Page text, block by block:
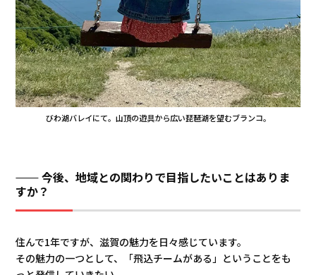
びわ湖バレイにて。山頂の遊具から広い琵琶湖を望むブランコ。
今後、地域との関わりで目指したいことはありま
すか？
住んで1年ですが、滋賀の魅力を日々感じています。
その魅力の一つとして、「飛込チームがある」ということをも